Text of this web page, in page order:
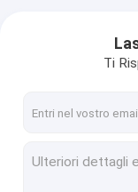
sigillante di
Distanziatore
Ti